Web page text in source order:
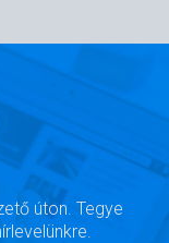
úton. Tegye